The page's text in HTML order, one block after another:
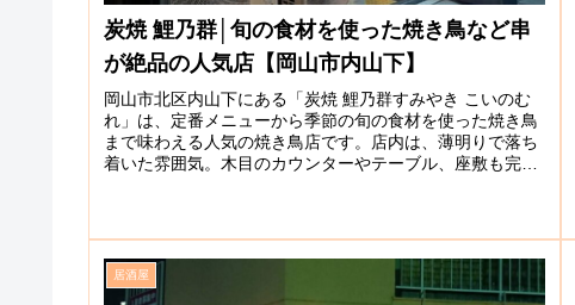
炭焼 鯉乃群│旬の食材を使った焼き鳥など串
が絶品の人気店【岡山市内山下】
岡山市北区内山下にある「炭焼 鯉乃群すみやき こいのむ
れ」は、定番メニューから季節の旬の食材を使った焼き鳥
まで味わえる人気の焼き鳥店です。店内は、薄明りで落ち
着いた雰囲気。木目のカウンターやテーブル、座敷も完備
居酒屋